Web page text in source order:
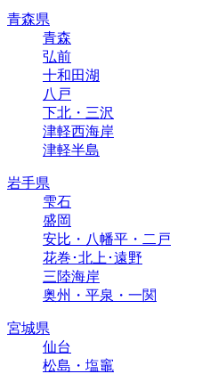
青森県
青森
弘前
十和田湖
八戸
下北・三沢
津軽西海岸
津軽半島
岩手県
雫石
盛岡
安比・八幡平・二戸
花巻･北上･遠野
三陸海岸
奥州・平泉・一関
宮城県
仙台
松島・塩竈